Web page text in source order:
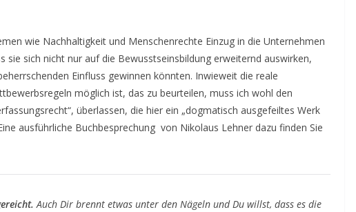
wie Nachhaltigkeit und Menschenrechte Einzug in die Unternehmen
sie sich nicht nur auf die Bewusstseinsbildung erweiternd auswirken,
Einfluss gewinnen könnten. Inwieweit die reale
möglich ist, das zu beurteilen, muss ich wohl den
überlassen, die hier ein „dogmatisch ausgefeiltes Werk
ausführliche Buchbesprechung von Nikolaus Lehner dazu finden Sie
Auch Dir brennt etwas unter den Nägeln und Du willst, dass es die